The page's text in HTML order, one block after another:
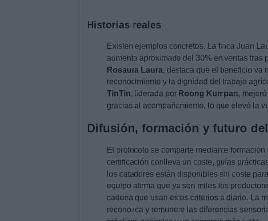
Historias reales
Existen ejemplos concretos. La finca Juan
aumento aproximado del 30% en ventas tras
Rosaura Laura, destaca que el beneficio va
reconocimiento y la dignidad del trabajo
TinTin, liderada por Roong Kumpan,
gracias al acompañamiento, lo que elevó la
Difusión, formación y futuro
El protocolo se comparte mediante
certificación conlleva un coste, guías
los catadores están disponibles sin coste
equipo afirma que ya son miles los
cadena que usan estos criterios a diario. La
reconozca y remunere las diferencias